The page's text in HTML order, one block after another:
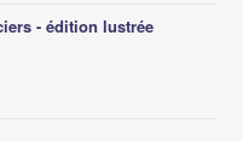
- édition lustrée